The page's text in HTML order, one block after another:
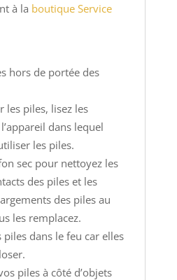
à la boutique Service
hors de portée des
les piles, lisez les
dans lequel
les piles.
sec pour nettoyez les
des piles et les
des piles au
les remplacez.
piles dans le feu car elles
piles à côté d’objets